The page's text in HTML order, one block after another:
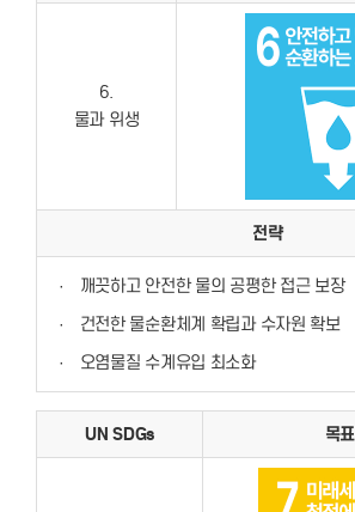
6.
물과 위생
전략
·
깨끗하고 안전한 물의 공평한 접근 보장
·
건전한 물순환체계 확립과 수자원 확보
·
오염물질 수계유입 최소화
UN SDGs 목